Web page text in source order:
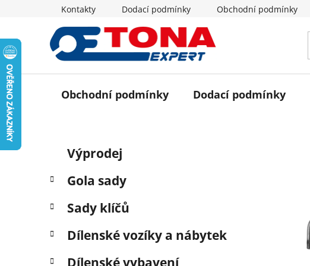
Kontakty Dodací podmínky Obchodní podmínky
Obchodní podmínky Dodací podmínky
s
r
n
n
Přeskočit
kategorie
e
o
i
Výprodej
Gola sady
Sady klíčů
Dílenské vozíky a nábytek
Dílenské vybavení